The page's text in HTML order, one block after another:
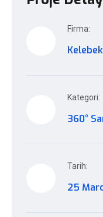
Firma:
Kategori:
360°
Tarih:
25